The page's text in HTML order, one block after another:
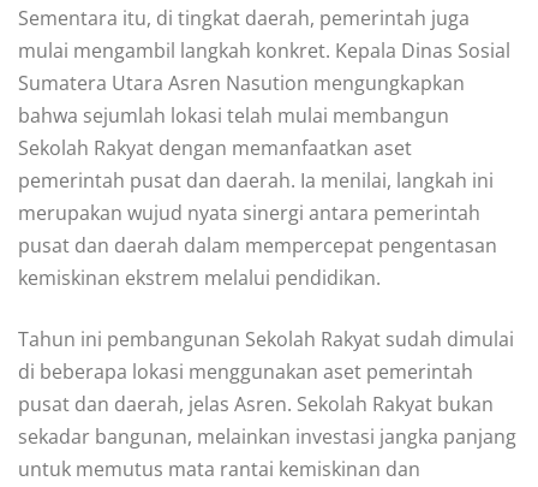
Sementara itu, di tingkat daerah, pemerintah juga
mulai mengambil langkah konkret. Kepala Dinas Sosial
Sumatera Utara Asren Nasution mengungkapkan
bahwa sejumlah lokasi telah mulai membangun
Sekolah Rakyat dengan memanfaatkan aset
pemerintah pusat dan daerah. Ia menilai, langkah ini
merupakan wujud nyata sinergi antara pemerintah
pusat dan daerah dalam mempercepat pengentasan
kemiskinan ekstrem melalui pendidikan.
Tahun ini pembangunan Sekolah Rakyat sudah dimulai
di beberapa lokasi menggunakan aset pemerintah
pusat dan daerah, jelas Asren. Sekolah Rakyat bukan
sekadar bangunan, melainkan investasi jangka panjang
untuk memutus mata rantai kemiskinan dan